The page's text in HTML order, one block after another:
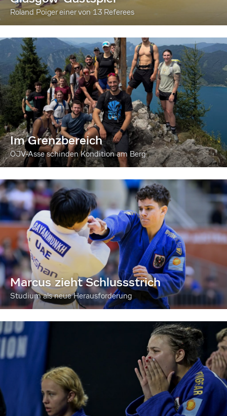
Roland Poiger einer von 13 Referees
Im Grenzbereich
ÖJV-Asse schinden Kondition am Berg
Marcus zieht Schlussstrich
Studium als neue Herausforderung